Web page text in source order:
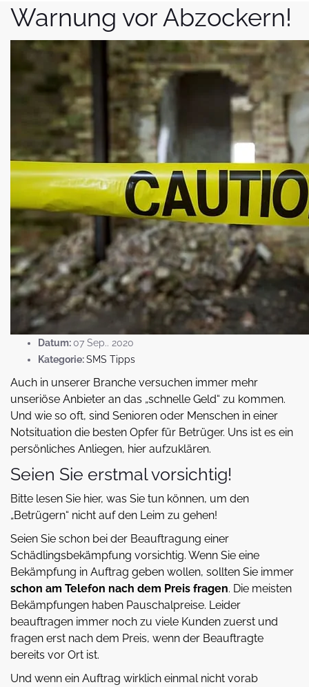
Warnung vor Abzockern!
Datum:07 Sep.. 2020
Kategorie:SMS Tipps
Auch in unserer Branche versuchen immer mehr
unseriöse Anbieter an das „schnelle Geld“ zu kommen.
Und wie so oft, sind Senioren oder Menschen in einer
Notsituation die besten Opfer für Betrüger. Uns ist es ein
persönliches Anliegen, hier aufzuklären.
Seien Sie erstmal vorsichtig!
Bitte lesen Sie hier, was Sie tun können, um den
„Betrügern“ nicht auf den Leim zu gehen!
Seien Sie schon bei der Beauftragung einer
Schädlingsbekämpfung vorsichtig. Wenn Sie eine
Bekämpfung in Auftrag geben wollen, sollten Sie immer
schon am Telefon nach dem Preis fragen. Die meisten
Bekämpfungen haben Pauschalpreise. Leider
beauftragen immer noch zu viele Kunden zuerst und
fragen erst nach dem Preis, wenn der Beauftragte
bereits vor Ort ist.
Und wenn ein Auftrag wirklich einmal nicht vorab